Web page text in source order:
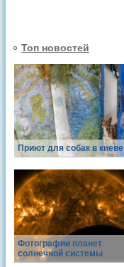
Топ новостей
Приют для собак в киеве
Фотографии планет
солнечной системы